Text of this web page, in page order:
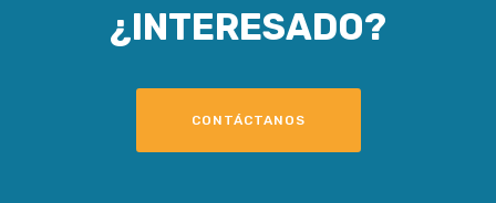
¿INTERESADO?
CONTÁCTANOS